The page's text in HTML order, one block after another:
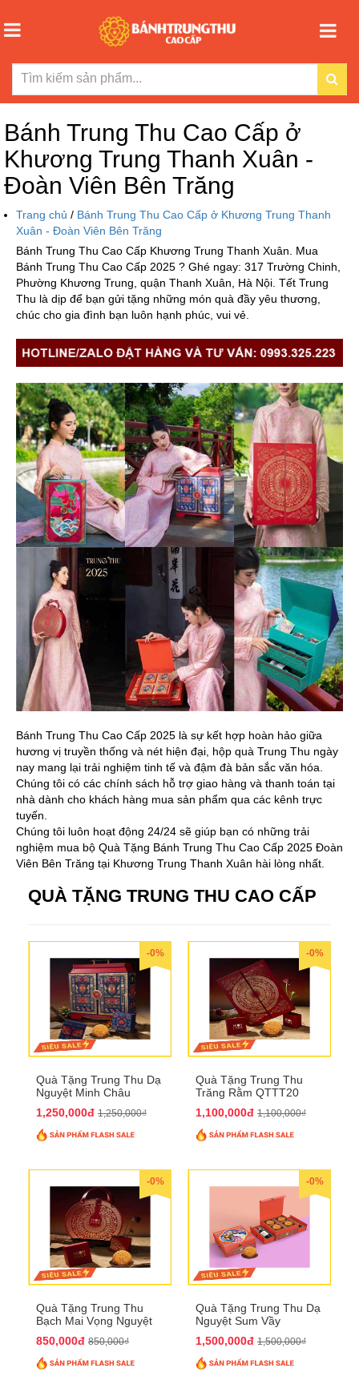
Bánh Trung Thu Cao Cấp ở
Khương Trung Thanh Xuân -
Đoàn Viên Bên Trăng
Trang chủ / Bánh Trung Thu Cao Cấp ở Khương Trung Thanh
Xuân - Đoàn Viên Bên Trăng
Bánh Trung Thu Cao Cấp Khương Trung Thanh Xuân. Mua
Bánh Trung Thu Cao Cấp 2025 ? Ghé ngay: 317 Trường Chinh,
Phường Khương Trung, quận Thanh Xuân, Hà Nội. Tết Trung
Thu là dịp để bạn gửi tặng những món quà đầy yêu thương,
chúc cho gia đình bạn luôn hạnh phúc, vui vẻ.
Bánh Trung Thu Cao Cấp 2025 là sự kết hợp hoàn hảo giữa
hương vị truyền thống và nét hiện đại, hộp quà Trung Thu ngày
nay mang lại trải nghiệm tinh tế và đậm đà bản sắc văn hóa.
Chúng tôi có các chính sách hỗ trợ giao hàng và thanh toán tại
nhà dành cho khách hàng mua sản phẩm qua các kênh trực
tuyến.
Chúng tôi luôn hoạt động 24/24 sẽ giúp bạn có những trải
nghiệm mua bộ Quà Tặng Bánh Trung Thu Cao Cấp 2025 Đoàn
Viên Bên Trăng tại Khương Trung Thanh Xuân hài lòng nhất.
QUÀ TẶNG TRUNG THU CAO CẤP
-0%
Quà Tặng Trung Thu Dạ
Nguyệt Minh Châu
1,250,000đ 1,250,000₫
-0%
Quà Tặng Trung Thu
Trăng Rằm QTTT20
1,100,000đ 1,100,000₫
-0%
Quà Tặng Trung Thu
Bạch Mai Vọng Nguyệt
850,000đ 850,000₫
-0%
Quà Tặng Trung Thu Dạ
Nguyệt Sum Vầy
1,500,000đ 1,500,000₫